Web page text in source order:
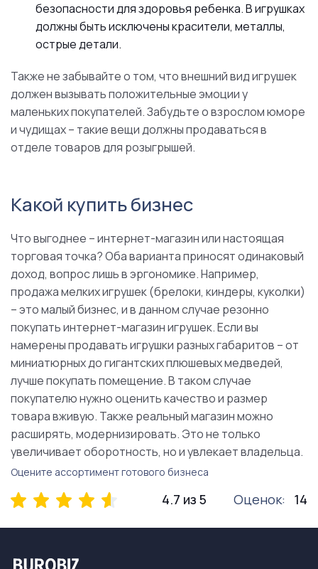
безопасности для здоровья ребенка. В игрушках
должны быть исключены красители, металлы,
острые детали.
Также не забывайте о том, что внешний вид игрушек
должен вызывать положительные эмоции у
маленьких покупателей. Забудьте о взрослом юморе
и чудищах – такие вещи должны продаваться в
отделе товаров для розыгрышей.
Какой купить бизнес
Что выгоднее – интернет-магазин или настоящая
торговая точка? Оба варианта приносят одинаковый
доход, вопрос лишь в эргономике. Например,
продажа мелких игрушек (брелоки, киндеры, куколки)
– это малый бизнес, и в данном случае резонно
покупать интернет-магазин игрушек. Если вы
намерены продавать игрушки разных габаритов – от
миниатюрных до гигантских плюшевых медведей,
лучше покупать помещение. В таком случае
покупателю нужно оценить качество и размер
товара вживую. Также реальный магазин можно
расширять, модернизировать. Это не только
увеличивает оборотность, но и увлекает владельца.
Оцените ассортимент готового бизнеса
4.7 из 5 Оценок: 14